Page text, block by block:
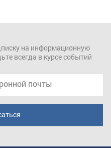
на информационную
всегда в курсе событий